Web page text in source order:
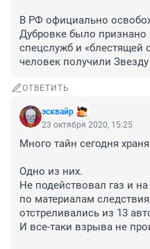
В РФ официально
Дубровке было признано
спецслужб и «блестящей
человек получили
ОТВЕТИТЬ
эсквайр
23 октября 2020, 15:25
Много тайн сегодня
Одно из них.
Не подействовал газ и
по материалам
отстреливались из 13
И все-таки взрыва не